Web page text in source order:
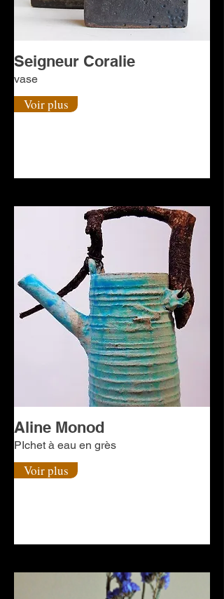
Seigneur Coralie
vase
Voir plus
Aline Monod
PIchet à eau en grès
Voir plus